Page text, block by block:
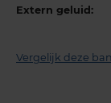
Extern geluid:
Vergelijk deze